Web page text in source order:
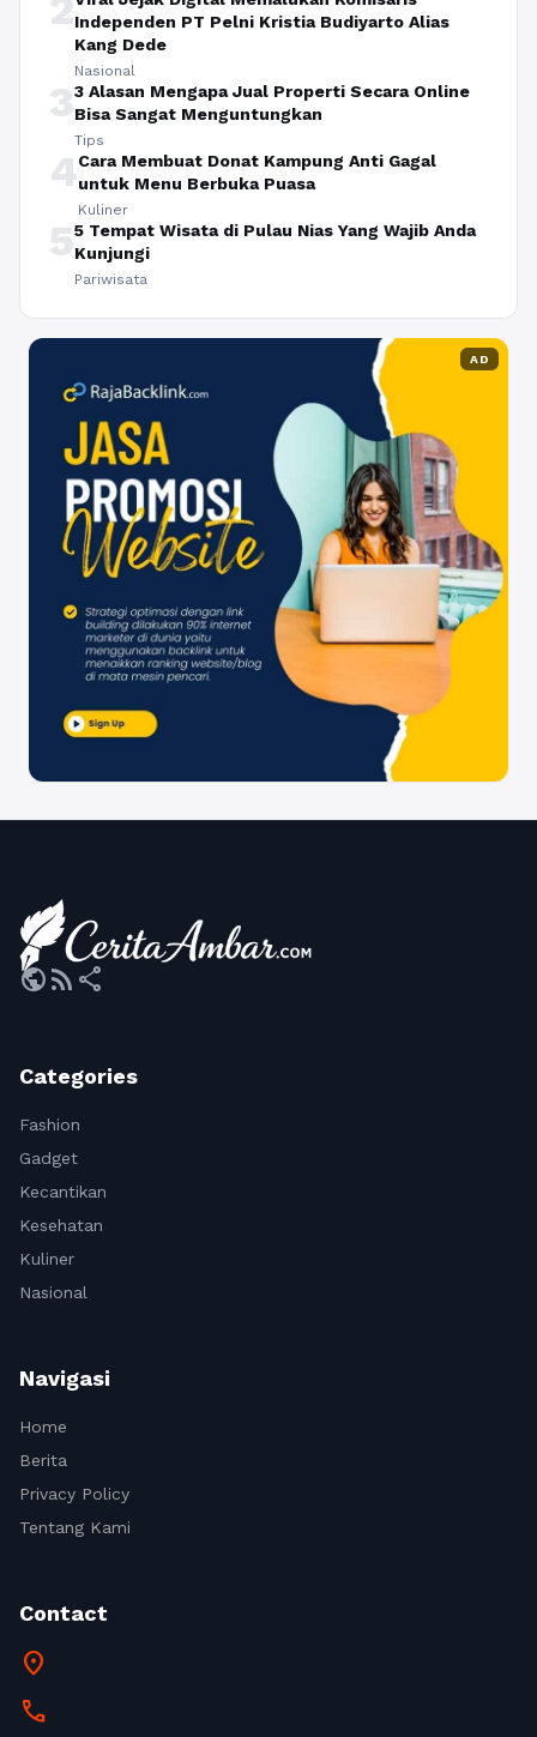
Independen PT Pelni Kristia Budiyarto Alias
Kang Dede
Nasional
33 Alasan Mengapa Jual Properti Secara Online
Bisa Sangat Menguntungkan
Tips
4Cara Membuat Donat Kampung Anti Gagal
untuk Menu Berbuka Puasa
Kuliner
55 Tempat Wisata di Pulau Nias Yang Wajib Anda
Kunjungi
Pariwisata
AD
publicrss_feed share
Categories
Fashion
Gadget
Kecantikan
Kesehatan
Kuliner
Nasional
Navigasi
Home
Berita
Privacy Policy
Tentang Kami
Contact
location_on
call